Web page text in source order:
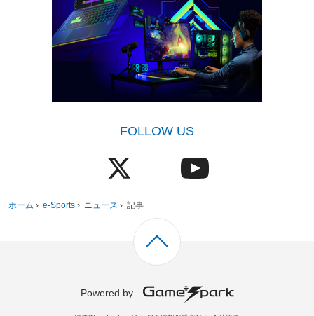
FOLLOW US
ホーム › e-Sports › ニュース › 記事
Powered by